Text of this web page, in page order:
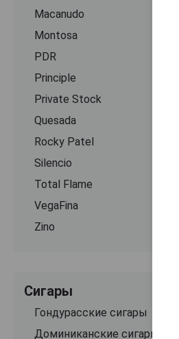
Macanudo
Montosa
PDR
Principle
Private Stock
Quesada
Rocky Patel
Silencio
Total Flame
VegaFina
Zino
Сигары
Гондурасские сигары
Доминиканские сигары